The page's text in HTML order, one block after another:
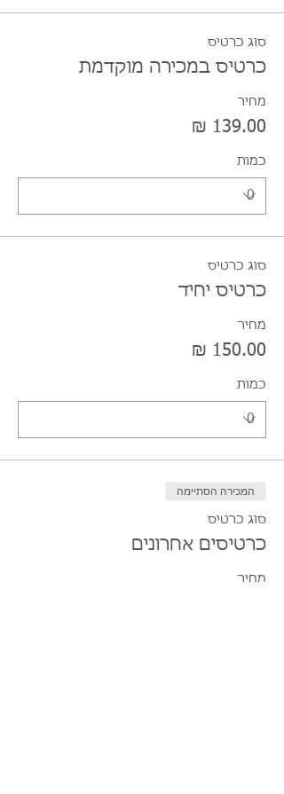
סוג כרטיס
כרטיס במכירה מוקדמת
מחיר
כמות
סוג כרטיס
כרטיס יחיד
מחיר
כמות
המכירה הסתיימה
סוג כרטיס
כרטיסים אחרונים
מחיר